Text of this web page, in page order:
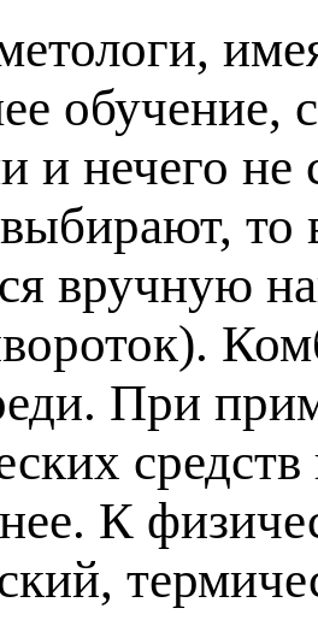
обучение,
и нечего
то
вручную
При
К